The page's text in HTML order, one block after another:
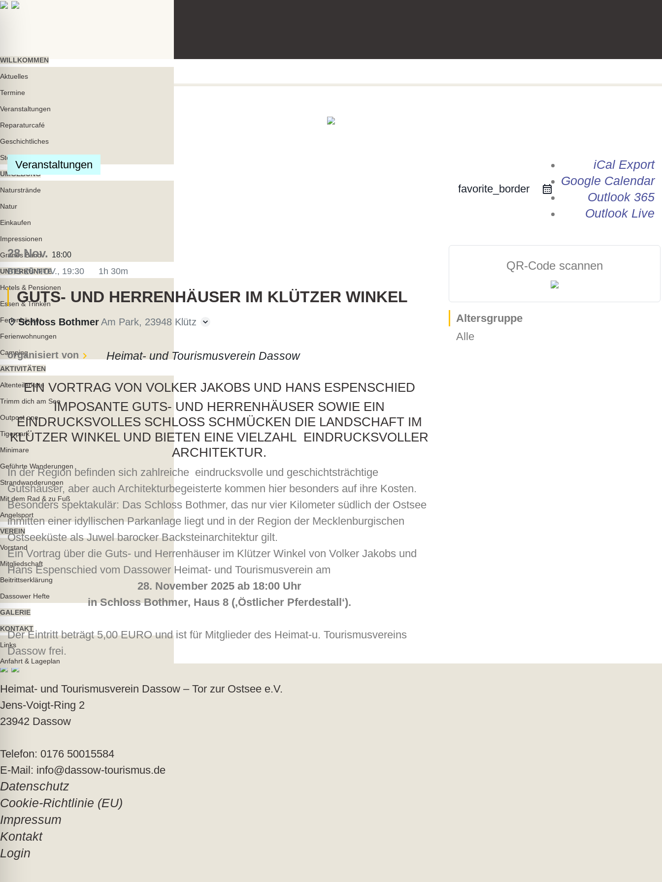
WILLKOMMEN
Aktuelles
Termine
Veranstaltungen
Reparaturcafé
Geschichtliches
Stelen
UMGEBUNG
Naturstrände
Natur
Einkaufen
Impressionen
Grünes Band
UNTERKÜNFTE
Hotels & Pensionen
Essen & Trinken
Ferienhäuser
Ferienwohnungen
Camping
AKTIVITÄTEN
Altenteilerkate
Trimm dich am See
Outpost one
Tigerpark
Minimare
Geführte Wanderungen
Strandwanderungen
Mit dem Rad & zu Fuß
Angelsport
VEREIN
Vorstand
Mitgliedschaft
Beitrittserklärung
Dassower Hefte
GALERIE
KONTAKT
Links
Anfahrt & Lageplan
Veranstaltungen
favorite_border
iCal Export
Google Calendar
Outlook 365
Outlook Live
28 Nov. 18:00
BIS28 NOV., 19:30 1h 30m
GUTS- UND HERRENHÄUSER IM KLÜTZER WINKEL
Schloss BothmerAm Park, 23948 Klütz
organisiert von Heimat- und Tourismusverein Dassow
EIN VORTRAG VON VOLKER JAKOBS UND HANS ESPENSCHIED
IMPOSANTE GUTS- UND HERRENHÄUSER SOWIE EIN
EINDRUCKSVOLLES SCHLOSS SCHMÜCKEN DIE LANDSCHAFT IM
KLÜTZER WINKEL UND BIETEN EINE VIELZAHL EINDRUCKSVOLLER
ARCHITEKTUR.
In der Region befinden sich zahlreiche eindrucksvolle und geschichtsträchtige
Gutshäuser, aber auch Architekturbegeisterte kommen hier besonders auf ihre Kosten.
Besonders spektakulär: Das Schloss Bothmer, das nur vier Kilometer südlich der Ostsee
inmitten einer idyllischen Parkanlage liegt und in der Region der Mecklenburgischen
Ostseeküste als Juwel barocker Backsteinarchitektur gilt.
Ein Vortrag über die Guts- und Herrenhäuser im Klützer Winkel von Volker Jakobs und
Hans Espenschied vom Dassower Heimat- und Tourismusverein am
28. November 2025 ab 18:00 Uhr
in Schloss Bothmer, Haus 8 (‚Östlicher Pferdestall‘).
Der Eintritt beträgt 5,00 EURO und ist für Mitglieder des Heimat-u. Tourismusvereins
Dassow frei.
QR-Code scannen
Altersgruppe
Alle
Heimat- und Tourismusverein Dassow – Tor zur Ostsee e.V.
Jens-Voigt-Ring 2
23942 Dassow
Telefon: 0176 50015584
E-Mail: info@dassow-tourismus.de
Datenschutz
Cookie-Richtlinie (EU)
Impressum
Kontakt
Login
Modus
Profil
freundlicher Modus
Modus
sicherer Modus